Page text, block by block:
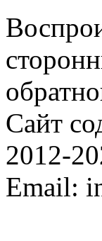
Сайт
2012-
Email: